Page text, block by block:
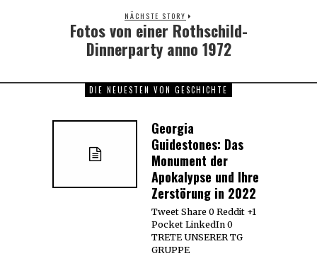
NÄCHSTE STORY
Next
Fotos von einer Rothschild-
Dinnerparty anno 1972
DIE NEUESTEN VON GESCHICHTE
Georgia
Guidestones: Das
Monument der
Apokalypse und Ihre
Zerstörung in 2022
Tweet Share 0 Reddit +1
Pocket LinkedIn 0
TRETE UNSERER TG
GRUPPE